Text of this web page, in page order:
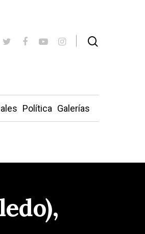
Política Galerías